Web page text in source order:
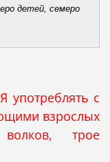
детей, семеро
употреблять с
взрослых
трое